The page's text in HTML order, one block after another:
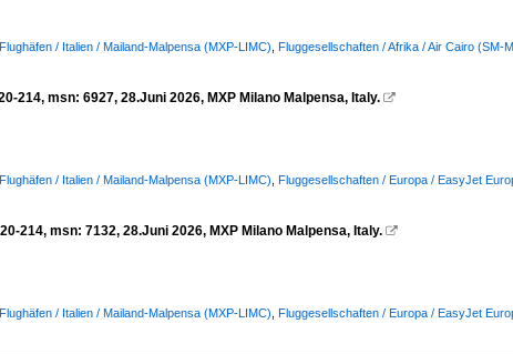
Flughäfen / Italien / Mailand-Malpensa (MXP-LIMC) Fluggesellschaften / Afrika / Air Cairo (SM-
214, msn: 6927, 28.Juni 2026, MXP Milano Malpensa, Italy. 
Flughäfen / Italien / Mailand-Malpensa (MXP-LIMC) Fluggesellschaften / Europa / EasyJet
214, msn: 7132, 28.Juni 2026, MXP Milano Malpensa, Italy. 
Flughäfen / Italien / Mailand-Malpensa (MXP-LIMC) Fluggesellschaften / Europa / EasyJet